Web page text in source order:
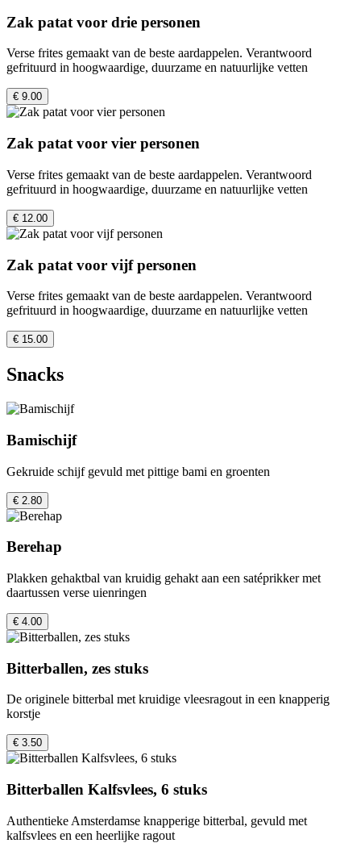
Zak patat voor drie personen
Verse frites gemaakt van de beste aardappelen. Verantwoord
gefrituurd in hoogwaardige, duurzame en natuurlijke vetten
€ 9.00
Zak patat voor vier personen
Verse frites gemaakt van de beste aardappelen. Verantwoord
gefrituurd in hoogwaardige, duurzame en natuurlijke vetten
€ 12.00
Zak patat voor vijf personen
Verse frites gemaakt van de beste aardappelen. Verantwoord
gefrituurd in hoogwaardige, duurzame en natuurlijke vetten
€ 15.00
Snacks
Bamischijf
Gekruide schijf gevuld met pittige bami en groenten
€ 2.80
Berehap
Plakken gehaktbal van kruidig gehakt aan een satéprikker met
daartussen verse uienringen
€ 4.00
Bitterballen, zes stuks
De originele bitterbal met kruidige vleesragout in een knapperig
korstje
€ 3.50
Bitterballen Kalfsvlees, 6 stuks
Authentieke Amsterdamse knapperige bitterbal, gevuld met
kalfsvlees en een heerlijke ragout